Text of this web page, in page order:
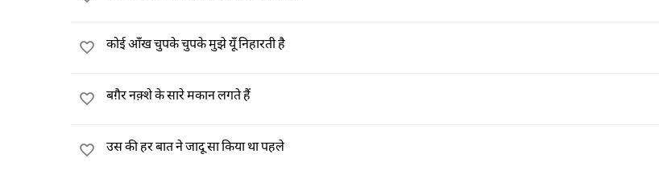
कोई आँख चुपके चुपके मुझे यूँ निहारती है
बग़ैर नक़्शे के सारे मकान लगते हैं
उस की हर बात ने जादू सा किया था पहले